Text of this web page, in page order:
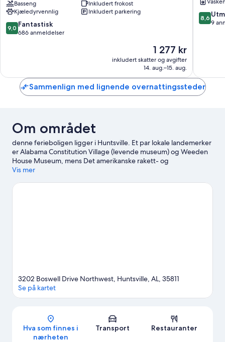
Huntsville
-
Downtown,
AL
Basseng
Inkludert frokost
Kjæledyrvennlig
Inkludert parkering
9.0
av
9,0 Fantastisk
686 anmeldelser
Prisen
1 277 kr
1 277 kr
inkludert skatter og avgifter
14. aug.–15. aug.
8.6
av
8,6
9
Sammenlign med lignende overnattingssteder
Om området
denne ferieboligen ligger i Huntsville. Et par lokale landemerker
er Alabama Constitution Village (levende museum) og Weeden
House Museum, mens Det amerikanske rakett- og
romfartssenteret og Huntsville depotmuseum er noen av
The Benton H. Wilcoxon Ice Complex er også verdt et besøk.
Se
Vis mer
Kart
3202 Boswell Drive Northwest, Huntsville, AL, 35811
Se på kartet
Hva som finnes i
nærheten
Transport Restauranter